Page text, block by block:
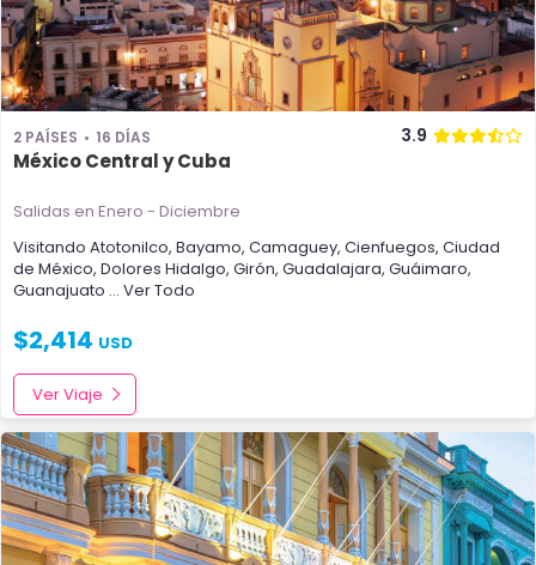
2 PAÍSES 16 DÍAS 3.9
México Central y Cuba
Salidas en Enero - Diciembre
Visitando Atotonilco, Bayamo, Camaguey, Cienfuegos, Ciudad
de México, Dolores Hidalgo, Girón, Guadalajara, Guáimaro,
Guanajuato ... Ver Todo
$2,414 USD
Ver Viaje